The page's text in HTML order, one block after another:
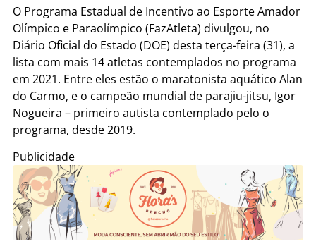
O Programa Estadual de Incentivo ao Esporte Amador
Olímpico e Paraolímpico (FazAtleta) divulgou, no
Diário Oficial do Estado (DOE) desta terça-feira (31), a
lista com mais 14 atletas contemplados no programa
em 2021. Entre eles estão o maratonista aquático Alan
do Carmo, e o campeão mundial de parajiu-jitsu, Igor
Nogueira – primeiro autista contemplado pelo o
programa, desde 2019.
Publicidade